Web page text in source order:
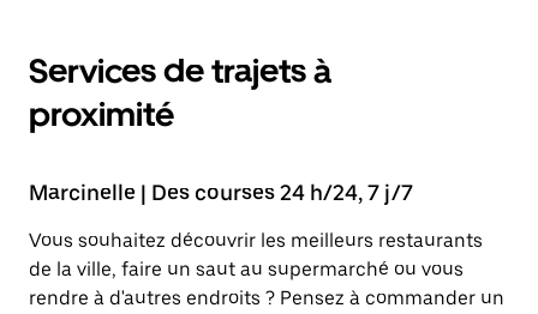
Services de trajets à
proximité
Marcinelle | Des courses 24 h/24, 7 j/7
Vous souhaitez découvrir les meilleurs restaurants
de la ville, faire un saut au supermarché ou vous
rendre à d'autres endroits ? Pensez à commander un